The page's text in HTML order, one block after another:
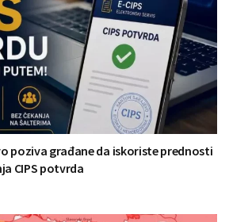
poziva građane da iskoriste prednosti
CIPS potvrda